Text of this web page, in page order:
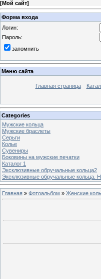
[Мой сайт]
Форма входа
Логин:
Пароль:
запомнить
Меню сайта
Главная страница
Categories
Мужские кольца
Мужские браслеты
Серьги
Колье
Сувениры
Боковины на мужские печатки
Каталог 1
Эксклюзивные обручальные кольца2
Эксклюзивные обручальные кольца.
Главная » Фотоальбом » Женские